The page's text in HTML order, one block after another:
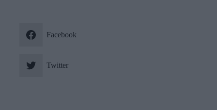
Facebook
Twitter